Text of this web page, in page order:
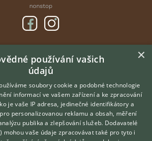
nonstop
DOMOVSKÁ STRÁNKA
INZERCE
DISKUSE
ČLÁNKY
O nás
KontaktHledáte zvířecího kamaráda?
×
používání vašich
údajů
soubory cookie a podobné technologie
informací ve vašem zařízení a ke zpracování
je vaše IP adresa, jedinečné identifikátory a
personalizovanou reklamu a obsah, měření
publika a zlepšování služeb. Dodavatelé
mohou vaše údaje zpracovávat také pro tyto i